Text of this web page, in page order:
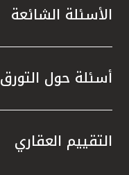
الأسئلة الشائعة
أسئلة حول التورق
التقييم العقاري